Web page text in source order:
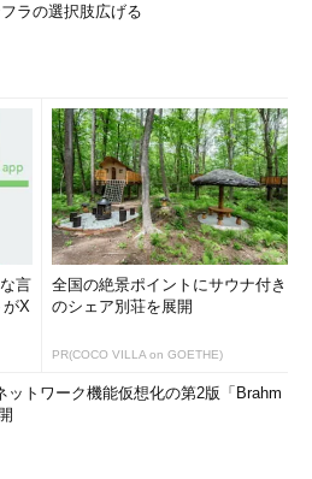
ラの選択肢広げる
言
X
全国の絶景ポイントにサウナ付き
のシェア別荘を展開
PR(COCO VILLA on GOETHE)
ットワーク機能仮想化の第2版「Brahm